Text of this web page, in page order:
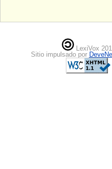
LexiVox
Sitio impulsado por